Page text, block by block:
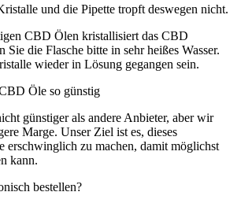
und die Pipette tropft deswegen nicht.
CBD Ölen kristallisiert das CBD
Sie die Flasche bitte in sehr heißes Wasser.
wieder in Lösung gegangen sein.
Öle so günstig
günstiger als andere Anbieter, aber wir
Marge. Unser Ziel ist es, dieses
erschwinglich zu machen, damit möglichst
kann.
bestellen?